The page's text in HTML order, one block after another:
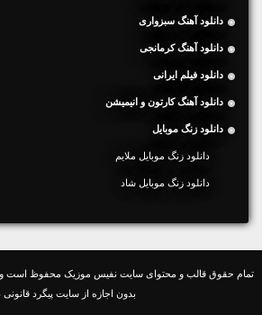
دانلود آهنگ سبزواری
دانلود آهنگ کرمانجی
دانلود فیلم ایرانی
دانلود آهنگ کارتون و انیمیشن
دانلود زنگ موبایل
دانلود زنگ موبایل ملایم
دانلود زنگ موبایل شاد
تمام حقوق قالب و محتوای سایت نفیس موزیک محفوظ است و
بدون اجازه از سایت پیگرد قانونی